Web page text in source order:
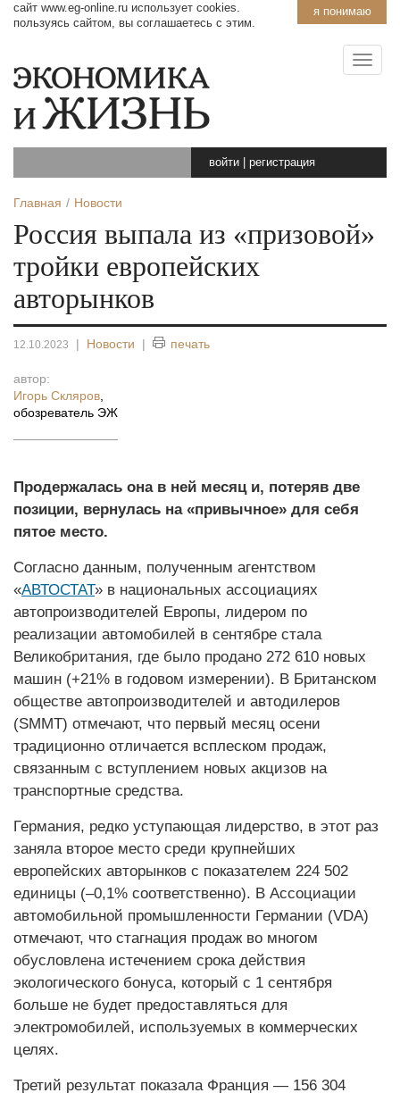
я понимаю
сайт www.eg-online.ru использует cookies.
пользуясь сайтом, вы соглашаетесь с этим.
войти регистрация
Главная Новости
Россия выпала из «призовой»
тройки европейских
авторынков
12.10.2023 | Новости | печать
автор:
Игорь Скляров
обозреватель ЭЖ
Продержалась она в ней месяц и, потеряв две
позиции, вернулась на «привычное» для себя
пятое место.
Согласно данным, полученным агентством
«АВТОСТАТ» в национальных ассоциациях
автопроизводителей Европы, лидером по
реализации автомобилей в сентябре стала
Великобритания, где было продано 272 610 новых
машин (+21% в годовом измерении). В Британском
обществе автопроизводителей и автодилеров
(SMMT) отмечают, что первый месяц осени
традиционно отличается всплеском продаж,
связанным с вступлением новых акцизов на
транспортные средства.
Германия, редко уступающая лидерство, в этот раз
заняла второе место среди крупнейших
европейских авторынков с показателем 224 502
единицы (–0,1% соответственно). В Ассоциации
автомобильной промышленности Германии (VDA)
отмечают, что стагнация продаж во многом
обусловлена истечением срока действия
экологического бонуса, который с 1 сентября
больше не будет предоставляться для
электромобилей, используемых в коммерческих
целях.
Третий результат показала Франция — 156 304